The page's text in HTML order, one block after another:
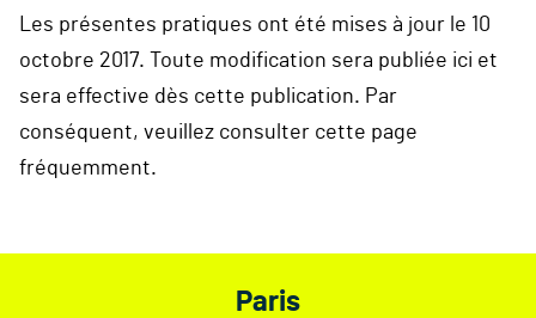
Les présentes pratiques ont été mises à jour le 10
octobre 2017. Toute modification sera publiée ici et
sera effective dès cette publication. Par
conséquent, veuillez consulter cette page
fréquemment.
Paris